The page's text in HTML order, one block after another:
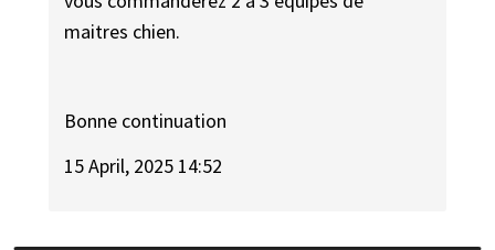
maitres chien.
Bonne continuation
15 April, 2025 14:52